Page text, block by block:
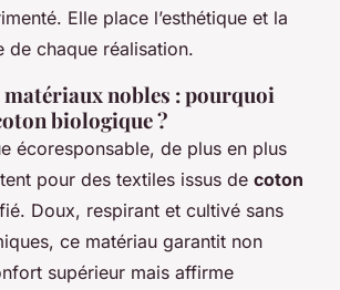
Elle place l’esthétique et la
de chaque réalisation.
nobles : pourquoi
biologique ?
écoresponsable, de plus en plus
pour des textiles issus de coton
Doux, respirant et cultivé sans
ce matériau garantit non
supérieur mais affirme